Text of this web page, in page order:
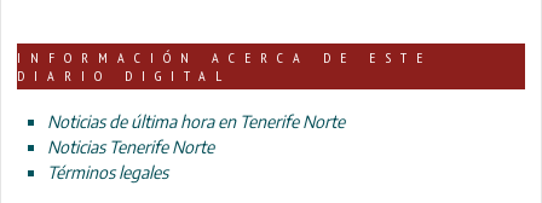
INFORMACIÓN ACERCA DE ESTE
DIARIO DIGITAL
Noticias de última hora en Tenerife Norte
Noticias Tenerife Norte
Términos legales